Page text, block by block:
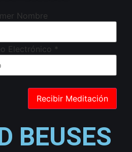
Nombre
Electrónico *
BEUSES